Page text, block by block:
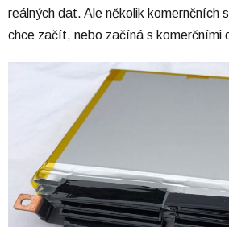
reálných dat. Ale několik komernčních
chce začít, nebo začíná s komerčními